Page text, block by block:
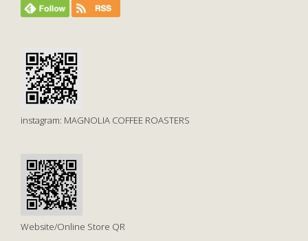
instagram: MAGNOLIA COFFEE ROASTERS
Website/Online Store QR